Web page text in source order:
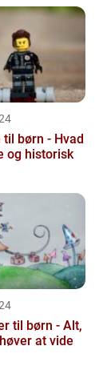
børn - Hvad
og historisk
til børn - Alt,
at vide